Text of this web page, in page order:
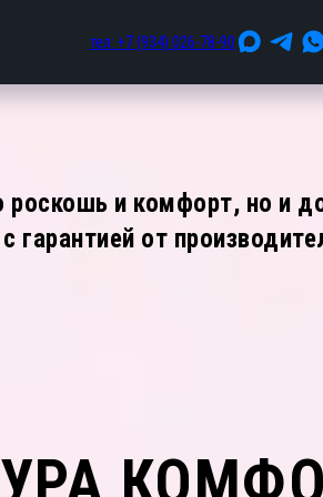
тел: +7 (934) 026-78-90
роскошь и комфорт, но и
гарантией от